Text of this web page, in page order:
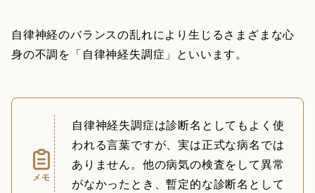
自律神経のバランスの乱れにより生じるさまざまな心
身の不調を「自律神経失調症」といいます。
メモ
自律神経失調症は診断名としてもよく使
われる言葉ですが、実は正式な病名では
ありません。他の病気の検査をして異常
がなかったとき、暫定的な診断名として